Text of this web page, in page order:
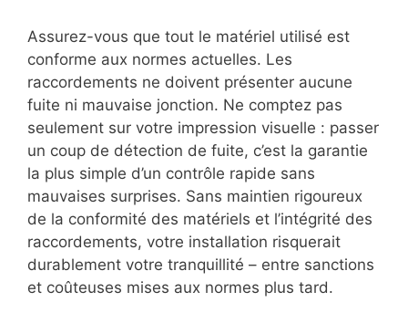
Assurez-vous que tout le matériel utilisé est
conforme aux normes actuelles. Les
raccordements ne doivent présenter aucune
fuite ni mauvaise jonction. Ne comptez pas
seulement sur votre impression visuelle : passer
un coup de détection de fuite, c’est la garantie
la plus simple d’un contrôle rapide sans
mauvaises surprises. Sans maintien rigoureux
de la conformité des matériels et l’intégrité des
raccordements, votre installation risquerait
durablement votre tranquillité – entre sanctions
et coûteuses mises aux normes plus tard.